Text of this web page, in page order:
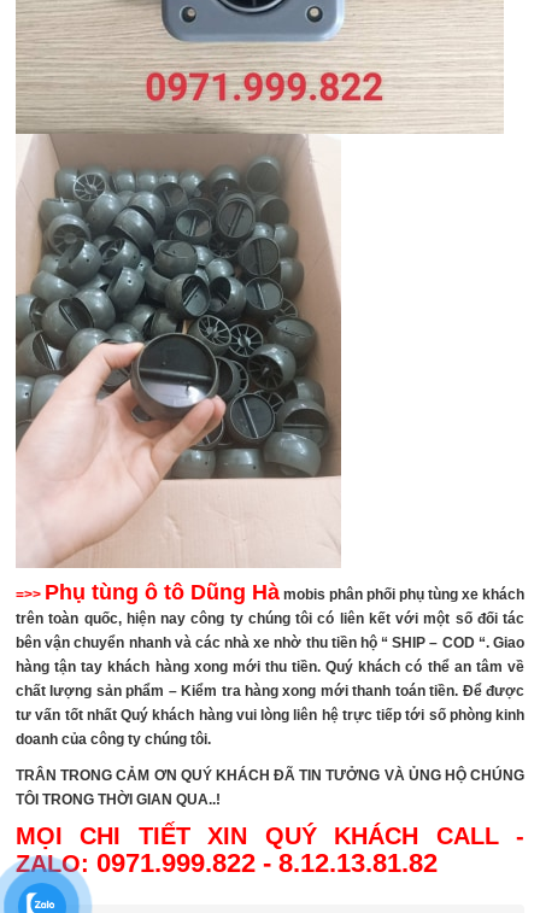
=>> Phụ tùng ô tô Dũng Hà mobis phân phối phụ tùng xe khách
trên toàn quốc, hiện nay công ty chúng tôi có liên kết với một số đối tác
bên vận chuyển nhanh và các nhà xe nhờ thu tiền hộ “ SHIP – COD “. Giao
hàng tận tay khách hàng xong mới thu tiền. Quý khách có thể an tâm về
chất lượng sản phẩm – Kiểm tra hàng xong mới thanh toán tiền. Để được
tư vấn tốt nhất Quý khách hàng vui lòng liên hệ trực tiếp tới số phòng kinh
doanh của công ty chúng tôi.
TRÂN TRONG CẢM ƠN QUÝ KHÁCH ĐÃ TIN TƯỞNG VÀ ỦNG HỘ CHÚNG
TÔI TRONG THỜI GIAN QUA..!
MỌI CHI TIẾT XIN QUÝ KHÁCH CALL -
ZALO: 0971.999.822 - 8.12.13.81.82